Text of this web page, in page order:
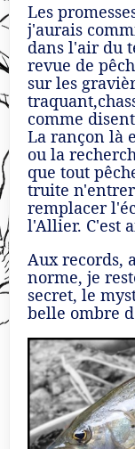
Les
j'aurais
dans l'air du
revue de
sur les
comme
La rançon là
ou la
que tout
truite
remplacer
l'Allier. C'est
Aux records,
norme, je
secret, le
belle ombre